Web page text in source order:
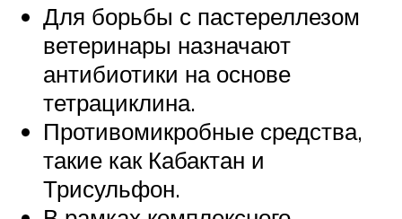
Для борьбы с пастереллезом
ветеринары назначают
антибиотики на основе
тетрациклина.
Противомикробные средства,
такие как Кабактан и
Трисульфон.